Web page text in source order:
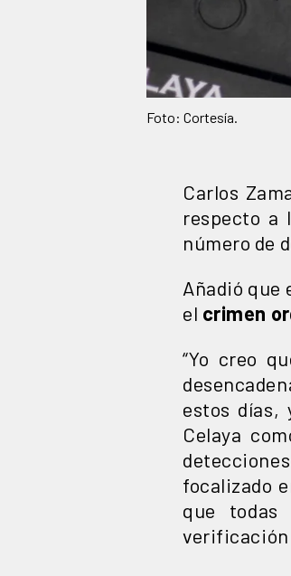
Foto: Cortesía.
Carlos
respecto a
número de
Añadió que
el crimen
“Yo creo
estos días,
Celaya
focalizado
que todas
verificación